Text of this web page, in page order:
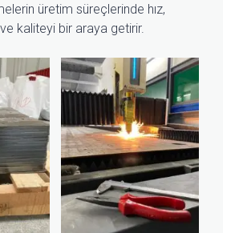
üretim süreçlerinde hız,
kaliteyi bir araya getirir.